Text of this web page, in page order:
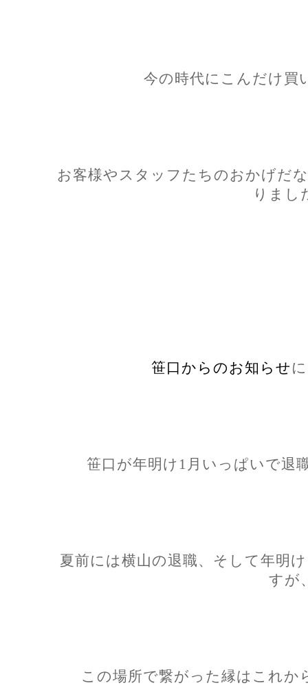
今の時代にこんだけ買
お客様やスタッフたちのおかげだ
りまし
笹口からのお知らせ
笹口が年明け1月いっぱいで退
夏前には横山の退職、そして年明
すが
この場所で繋がった縁はこれ